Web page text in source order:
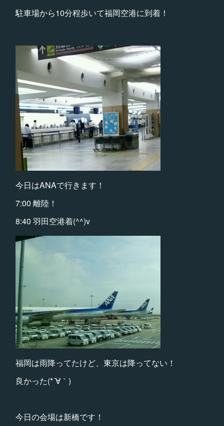
駐車場から10分程歩いて福岡空港に到着！
今日はANAで行きます！
7:00 離陸！
8:40 羽田空港着(^^)v
福岡は雨降ってたけど、東京は降ってない！
良かった(*´∀｀)
今日の会場は新橋です！